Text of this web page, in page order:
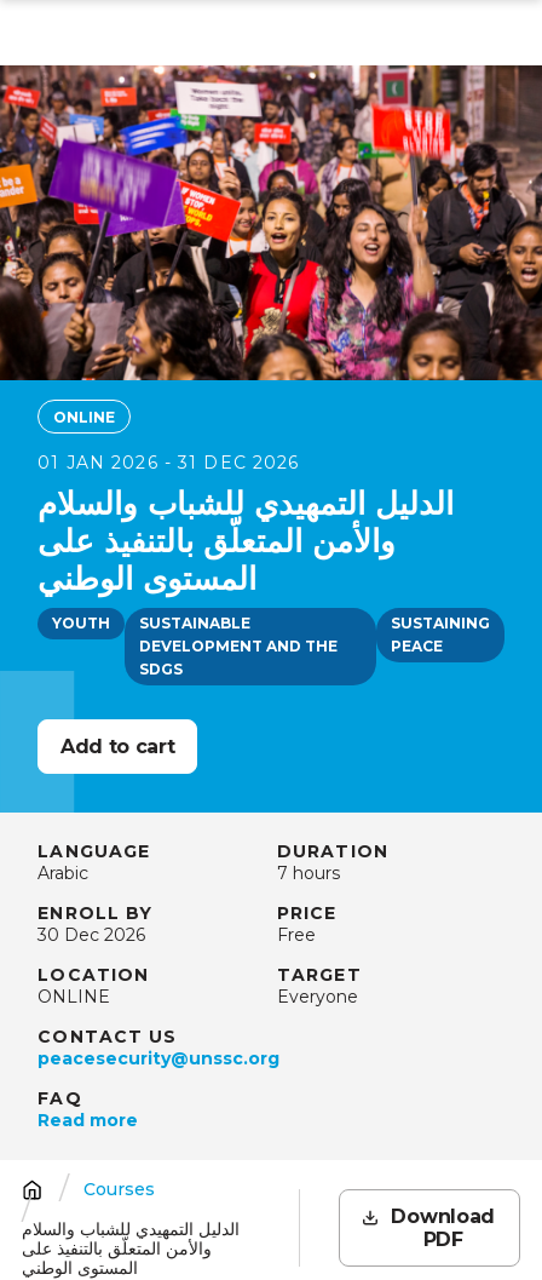
main
content
ONLINE
01 JAN 2026 - 31 DEC 2026
الدليل التمهيدي للشباب والسلام
والأمن المتعلّق بالتنفيذ على
المستوى الوطني
YOUTH
SUSTAINABLE
DEVELOPMENT AND THE
SDGS
SUSTAINING
PEACE
LANGUAGE
Arabic
DURATION
7 hours
ENROLL BY
30 Dec 2026
PRICE
Free
LOCATION
ONLINE
TARGET
Everyone
CONTACT US
peacesecurity@unssc.org
FAQ
Read more
Breadcrumb
Courses
الدليل التمهيدي للشباب والسلام
والأمن المتعلّق بالتنفيذ على
المستوى الوطني
Download
PDF